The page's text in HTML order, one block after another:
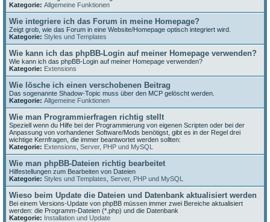
Kategorie: Allgemeine Funktionen
Wie integriere ich das Forum in meine Homepage?
Zeigt grob, wie das Forum in eine Website/Homepage optisch integriert wird.
Kategorie: Styles und Templates
Wie kann ich das phpBB-Login auf meiner Homepage verwenden?
Wie kann ich das phpBB-Login auf meiner Homepage verwenden?
Kategorie: Extensions
Wie lösche ich einen verschobenen Beitrag
Das sogenannte Shadow-Topic muss über den MCP gelöscht werden.
Kategorie: Allgemeine Funktionen
Wie man Programmierfragen richtig stellt
Speziell wenn du Hilfe bei der Programmierung von eigenen Scripten oder bei der
Anpassung von vorhandener Software/Mods benötigst, gibt es in der Regel drei
wichtige Kernfragen, die immer beantwortet werden sollten:
Kategorie: Extensions Server, PHP und MySQL
Wie man phpBB-Dateien richtig bearbeitet
Hilfestellungen zum Bearbeiten von Dateien
Kategorie: Styles und Templates Server, PHP und MySQL
Wieso beim Update die Dateien und Datenbank aktualisiert werden
Bei einem Versions-Update von phpBB müssen immer zwei Bereiche aktualisiert
werden: die Programm-Dateien (*.php) und die Datenbank
Kategorie: Installation und Update